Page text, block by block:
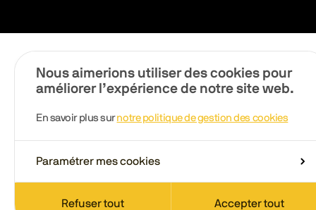
Nous aimerions utiliser des cookies pour
améliorer l’expérience de notre site web.
En savoir plus surnotre politique de gestion des cookies
Paramétrer mes cookies
Refuser tout Accepter tout